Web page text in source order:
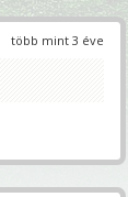
több mint 3 éve